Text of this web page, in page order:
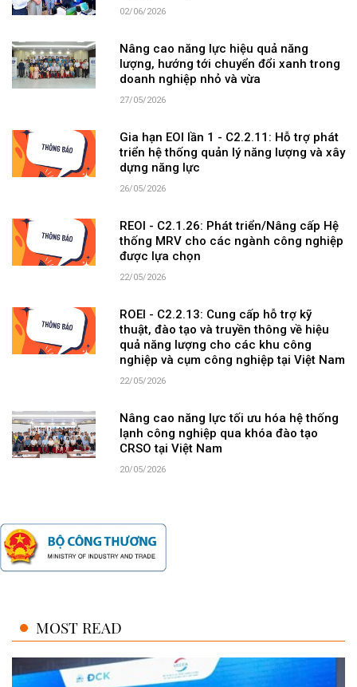
02/06/2026
Nâng cao năng lực hiệu quả năng
lượng, hướng tới chuyển đổi xanh trong
doanh nghiệp nhỏ và vừa
27/05/2026
Gia hạn EOI lần 1 - C2.2.11: Hỗ trợ phát
triển hệ thống quản lý năng lượng và xây
dựng năng lực
26/05/2026
REOI - C2.1.26: Phát triển/Nâng cấp Hệ
thống MRV cho các ngành công nghiệp
được lựa chọn
22/05/2026
ROEI - C2.2.13: Cung cấp hỗ trợ kỹ
thuật, đào tạo và truyền thông về hiệu
quả năng lượng cho các khu công
nghiệp và cụm công nghiệp tại Việt Nam
22/05/2026
Nâng cao năng lực tối ưu hóa hệ thống
lạnh công nghiệp qua khóa đào tạo
CRSO tại Việt Nam
20/05/2026
MOST READ